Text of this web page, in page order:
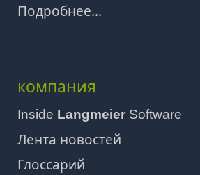
Подробнее...
компания
Inside Langmeier Software
Лента новостей
Глоссарий